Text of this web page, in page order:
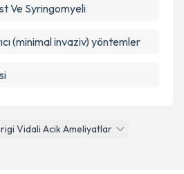
Vidali Acik Ameliyatlar
Ve Syringomyeli
(minimal invaziv) yöntemler